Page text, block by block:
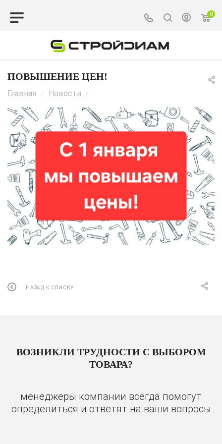
0
ПОВЫШЕНИЕ ЦЕН!
Главная / Новости /
НАЗАД К СПИСКУ
ВОЗНИКЛИ ТРУДНОСТИ С ВЫБОРОМ
ТОВАРА?
менеджеры компании всегда помогут
определиться и ответят на ваши вопросы